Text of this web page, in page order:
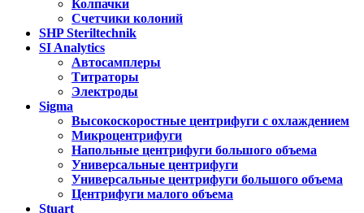
Колпачки
Счетчики колоний
SHP Steriltechnik
SI Analytics
Автосамплеры
Титраторы
Электроды
Sigma
Высокоскоростные центрифуги с охлаждением
Микроцентрифуги
Напольные центрифуги большого объема
Универсальные центрифуги
Универсальные центрифуги большого объема
Центрифуги малого объема
Stuart